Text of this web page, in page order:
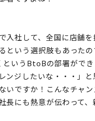
入社して、全国に店舗
という選択肢もあった
いうBtoBの部署がで
ンジしたいな・・・」
いですか！こんなチャ
長にも熱意が伝わって